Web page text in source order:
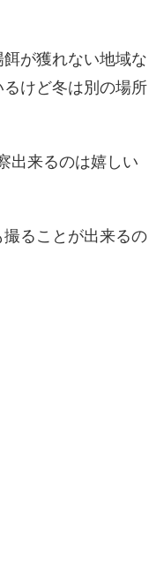
が獲れない地域な
けど冬は別の場所
出来るのは嬉しい
ることが出来るの